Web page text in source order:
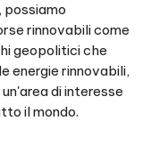
possiamo
rinnovabili come
geopolitici che
energie rinnovabili,
di interesse
il mondo.